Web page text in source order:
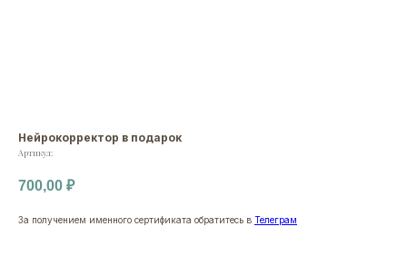
Нейрокорректор в подарок
Артикул:
700,00 ₽
За получением именного сертификата обратитесь в Телеграм